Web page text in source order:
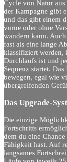
Cycle von Natur
der Kampagne gibt
und das gibt einem
vorne oder ohne
wandern kann.
fast als eine lange
klassifiziert werden,
Durchlaufs ist und
Sequenz startet.
bewegen, egal wie
übergreifenden
Das Upgrade-
Die einzige
Fortschritts
dem du eine
Fähigkeit hast. Auf
langsames